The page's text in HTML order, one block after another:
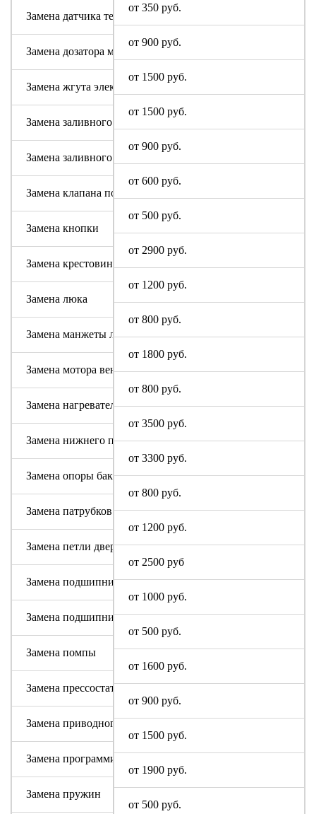
от 350 руб.
от 900 руб.
от 1500 руб.
от 1500 руб.
от 900 руб.
от 600 руб.
от 500 руб.
от 2900 руб.
от 1200 руб.
от 800 руб.
от 1800 руб.
от 800 руб.
от 3500 руб.
от 3300 руб.
от 800 руб.
от 1200 руб.
от 2500 руб
от 1000 руб.
от 500 руб.
от 1600 руб.
от 900 руб.
от 1500 руб.
от 1900 руб.
от 500 руб.
Замена датчика температуры или термостата
Замена дозатора моющих средств
Замена жгута электропроводки
Замена заливного клапана (КЭНа)
Замена заливного шланга
Замена клапана подачи воды
Замена кнопки
Замена крестовины
Замена люка
Замена манжеты люка
Замена мотора вентилятора сушки
Замена нагревательного элемента (тена)
Замена нижнего противовеса
Замена опоры бака
Замена патрубков (сливных, заливных)
Замена петли дверцы
Замена подшипника
Замена подшипникового узла
Замена помпы
Замена прессостата (датчика уровня)
Замена приводного ремня Соба
Замена программируемого модуля на новый
Замена пружин